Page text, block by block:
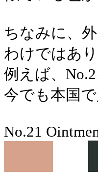
ちなみに、
わけではあり
例えば、
今でも本国
No.21